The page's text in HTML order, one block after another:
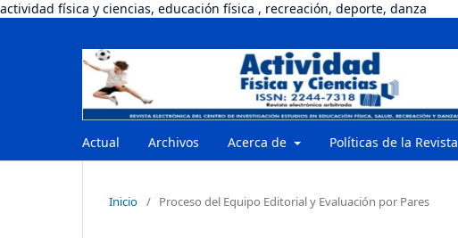
actividad física y ciencias, educación física , recreación, deporte, danza
Actual Archivos Acerca de Políticas de la Revista
Inicio / Proceso del Equipo Editorial y Evaluación por Pares